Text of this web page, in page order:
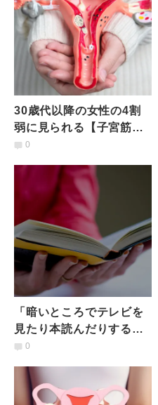
30歳代以降の女性の4割
弱に見られる【子宮筋
腫】なりやすい人の特徴
0
「暗いところでテレビを
見たり本読んだりすると
目が悪くなる」って本
の見解は
0